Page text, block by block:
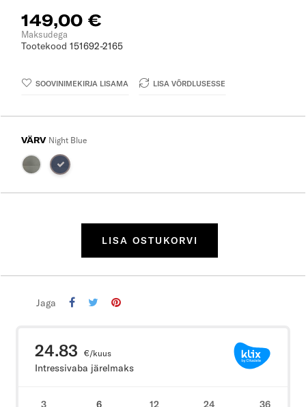
149,00 €
Maksudega
Tootekood 151692-2165
SOOVINIMEKIRJA LISAMA LISA VÕRDLUSESSE
VÄRV Night Blue
LISA OSTUKORVI
Jaga